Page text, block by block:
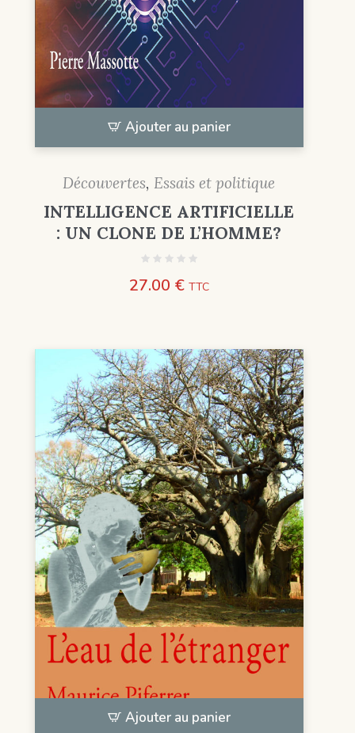
Ajouter au panier
Découvertes, Essais et politique
INTELLIGENCE ARTIFICIELLE
: UN CLONE DE L’HOMME?
27.00 € TTC
Ajouter au panier